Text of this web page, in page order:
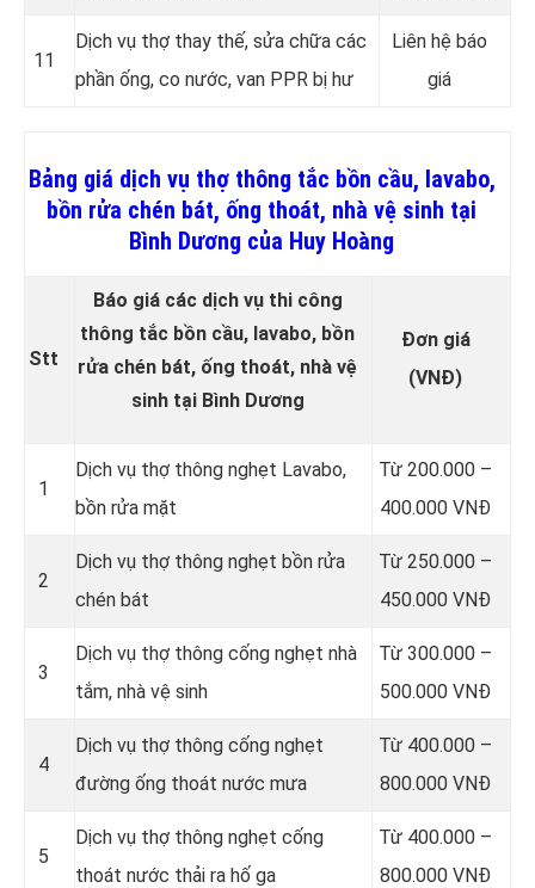
11
Dịch vụ thợ thay thế, sửa chữa các
phần ống, co nước, van PPR bị hư
Liên hệ báo
giá
Bảng giá dịch vụ thợ thông tắc bồn cầu, lavabo,
bồn rửa chén bát, ống thoát, nhà vệ sinh tại
Bình Dương của Huy Hoàng
Stt
Báo giá các dịch vụ thi công
thông tắc bồn cầu, lavabo, bồn
rửa chén bát, ống thoát, nhà vệ
sinh tại Bình Dương
Đơn giá
(VNĐ)
1
Dịch vụ thợ thông nghẹt Lavabo,
bồn rửa mặt
Từ 200.000 –
400.000 VNĐ
2
Dịch vụ thợ thông nghẹt bồn rửa
chén bát
Từ 250.000 –
450.000 VNĐ
3
Dịch vụ thợ thông cống nghẹt nhà
tắm, nhà vệ sinh
Từ 300.000 –
500.000 VNĐ
4
Dịch vụ thợ thông cống nghẹt
đường ống thoát nước mưa
Từ 400.000 –
800.000 VNĐ
5
Dịch vụ thợ thông nghẹt cống
thoát nước thải ra hố ga
Từ 400.000 –
800.000 VNĐ